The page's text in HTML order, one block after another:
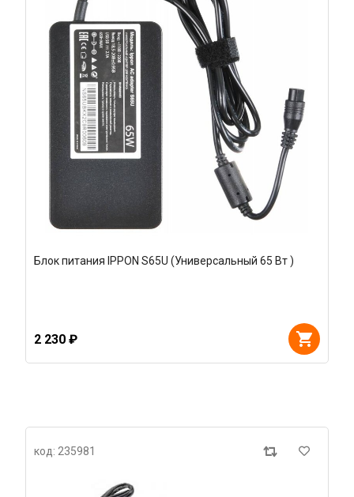
Блок питания IPPON S65U (Универсальный 65 Вт )
2 230 ₽
код: 235981